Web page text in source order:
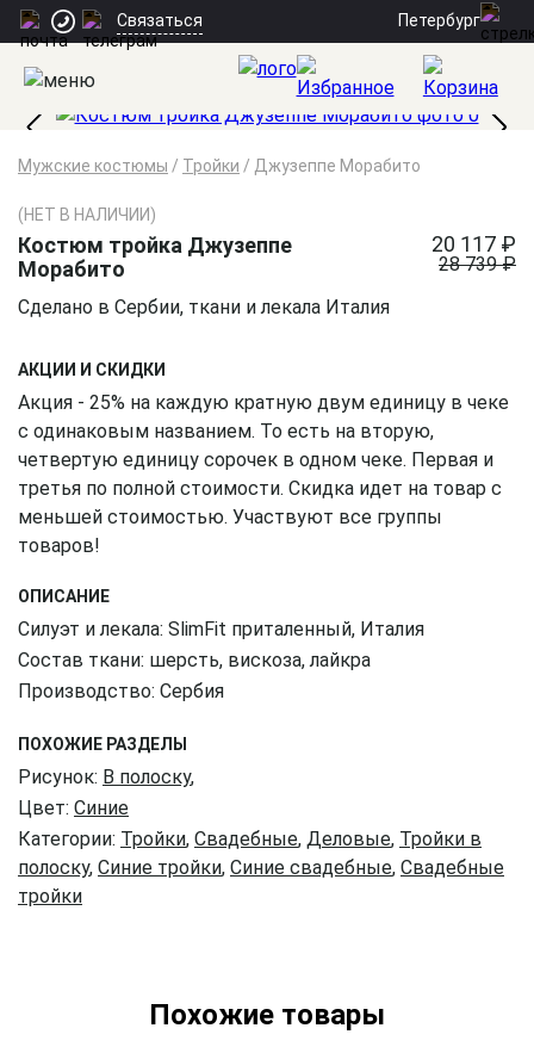
Связаться Петербург
Мужские костюмы / Тройки / Джузеппе Морабито
(НЕТ В НАЛИЧИИ)
Костюм тройка Джузеппе
Морабито
20 117 ₽
28 739 ₽
Сделано в Сербии, ткани и лекала Италия
АКЦИИ И СКИДКИ
Акция - 25% на каждую кратную двум единицу в чеке
с одинаковым названием. То есть на вторую,
четвертую единицу сорочек в одном чеке. Первая и
третья по полной стоимости. Скидка идет на товар с
меньшей стоимостью. Участвуют все группы
товаров!
ОПИСАНИЕ
Силуэт и лекала: SlimFit приталенный, Италия
Состав ткани: шерсть, вискоза, лайкра
Производство: Сербия
ПОХОЖИЕ РАЗДЕЛЫ
Рисунок: В полоску,
Цвет: Синие
Категории: Тройки, Свадебные, Деловые, Тройки в
полоску, Синие тройки, Синие свадебные, Свадебные
тройки
Похожие товары